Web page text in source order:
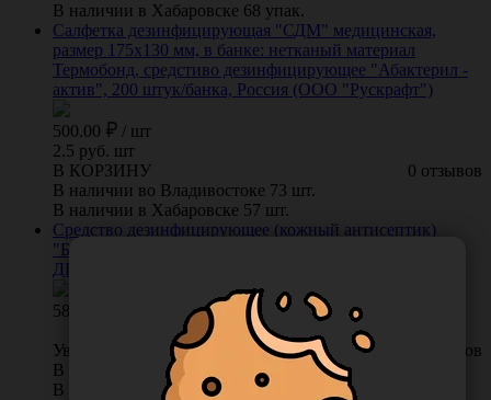
В наличии в Хабаровске 68 упак.
Салфетка дезинфицирующая "СДМ" медицинская,
размер 175х130 мм, в банке: нетканый материал
Термобонд, средстиво дезинфицирующее "Абактерил -
актив", 200 штук/банка, Россия (ООО "Рускрафт")
500.00 / шт
2.5 руб. шт
0 отзывов
В КОРЗИНУ
В наличии во Владивостоке 73 шт.
В наличии в Хабаровске 57 шт.
Средство дезинфицирующее (кожный антисептик)
"Бартол", 1 л, Россия (ООО "Автохимпроект")
ДБартол-1К
581.00
0 отзывов
Уведомить о поступлении
В наличии во Владивостоке 0 шт.
В наличии в Хабаровске 7 шт.